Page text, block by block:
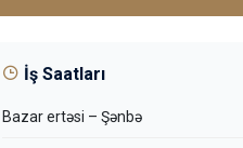
İş Saatları
Bazar ertəsi – Şənbə